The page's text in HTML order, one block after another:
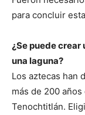
para concluir
¿Se puede crear
una laguna?
Los aztecas han
más de 200
Tenochtitlán.